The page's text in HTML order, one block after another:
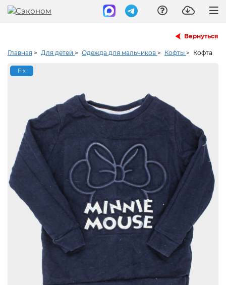
Вернуться
Главная > Для детей > Одежда для мальчиков > Кофты > Кофта
Fix